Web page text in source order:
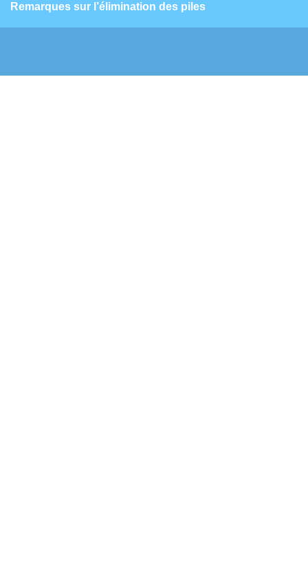
Remarques sur l’élimination des piles